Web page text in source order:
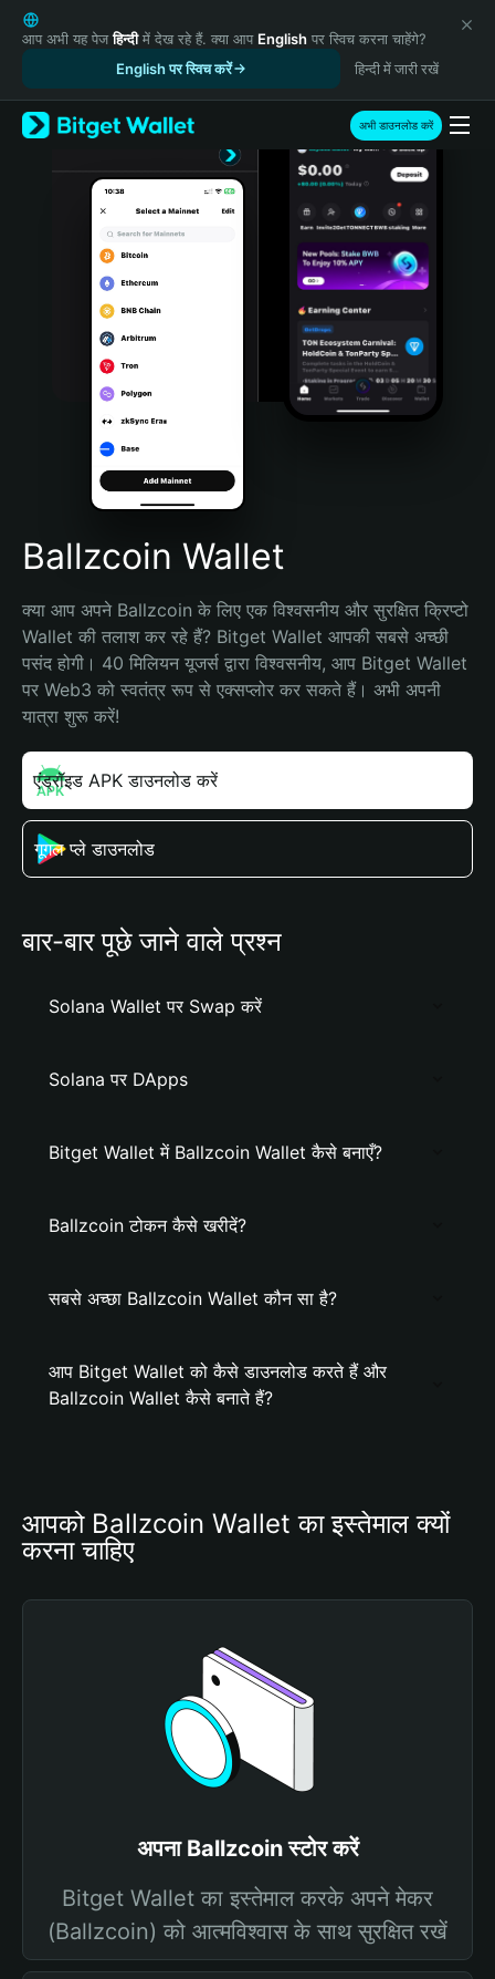
English
日本語
Русский
Español (Latinoamérica)
Türkçe
Português (Portugal)
Bahasa Indonesia
Português (Brasil)
Español (Argentina)
आप अभी यह पेजहिन्दीमें देख रहे हैं. क्या आप English पर स्विच करना चाहेंगे?
English पर स्विच करें
हिन्दी में जारी रखें
अभी डाउनलोड करें
Ballzcoin Wallet
क्या आप अपने Ballzcoin के लिए एक विश्वसनीय और सुरक्षित क्रिप्टो
Wallet की तलाश कर रहे हैं? Bitget Wallet आपकी सबसे अच्छी
पसंद होगी। 40 मिलियन यूजर्स द्वारा विश्वसनीय, आप Bitget Wallet
पर Web3 को स्वतंत्र रूप से एक्सप्लोर कर सकते हैं। अभी अपनी
यात्रा शुरू करें!
एंड्रॉइड APK डाउनलोड करें
गूगल प्ले डाउनलोड
बार-बार पूछे जाने वाले प्रश्न
Solana Wallet पर Swap करें
Solana पर DApps
Bitget Wallet में Ballzcoin Wallet कैसे बनाएँ?
Ballzcoin टोकन कैसे खरीदें?
सबसे अच्छा Ballzcoin Wallet कौन सा है?
आप Bitget Wallet को कैसे डाउनलोड करते हैं और
Ballzcoin Wallet कैसे बनाते हैं?
आपको Ballzcoin Wallet का इस्तेमाल क्यों
करना चाहिए
अपना Ballzcoin स्टोर करें
Bitget Wallet का इस्तेमाल करके अपने मेकर
(Ballzcoin) को आत्मविश्वास के साथ सुरक्षित रखें